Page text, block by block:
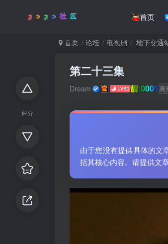
首页
评分
首页 论坛 电视剧 地下交通
第二十三集
Dream 靓:0001 离
由于您没有提供具体的文
括其核心内容。请提供文